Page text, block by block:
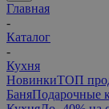
Главная
-
Каталог
-
Кухня
НовинкиТОП
БаняПодарочные